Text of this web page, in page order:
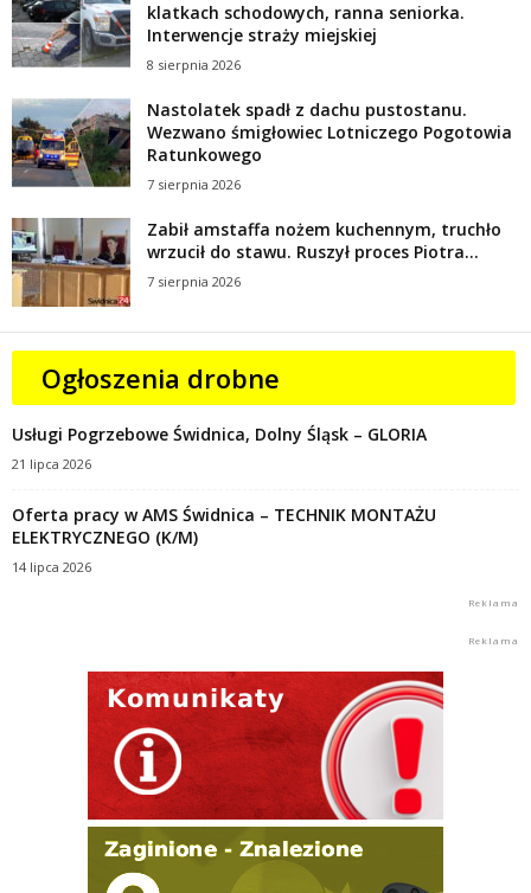
klatkach schodowych, ranna seniorka.
Interwencje straży miejskiej
8 sierpnia 2026
Nastolatek spadł z dachu pustostanu.
Wezwano śmigłowiec Lotniczego Pogotowia
Ratunkowego
7 sierpnia 2026
Zabił amstaffa nożem kuchennym, truchło
wrzucił do stawu. Ruszył proces Piotra...
7 sierpnia 2026
Ogłoszenia drobne
Usługi Pogrzebowe Świdnica, Dolny Śląsk – GLORIA
21 lipca 2026
Oferta pracy w AMS Świdnica – TECHNIK MONTAŻU
ELEKTRYCZNEGO (K/M)
14 lipca 2026